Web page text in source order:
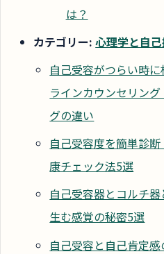
は？
カテゴリー:心理学と自
自己受容がつらい時
ラインカウンセリン
グの違い
自己受容度を簡単診
康チェック法5選
自己受容器とコルチ
生む感覚の秘密5選
自己受容と自己肯定